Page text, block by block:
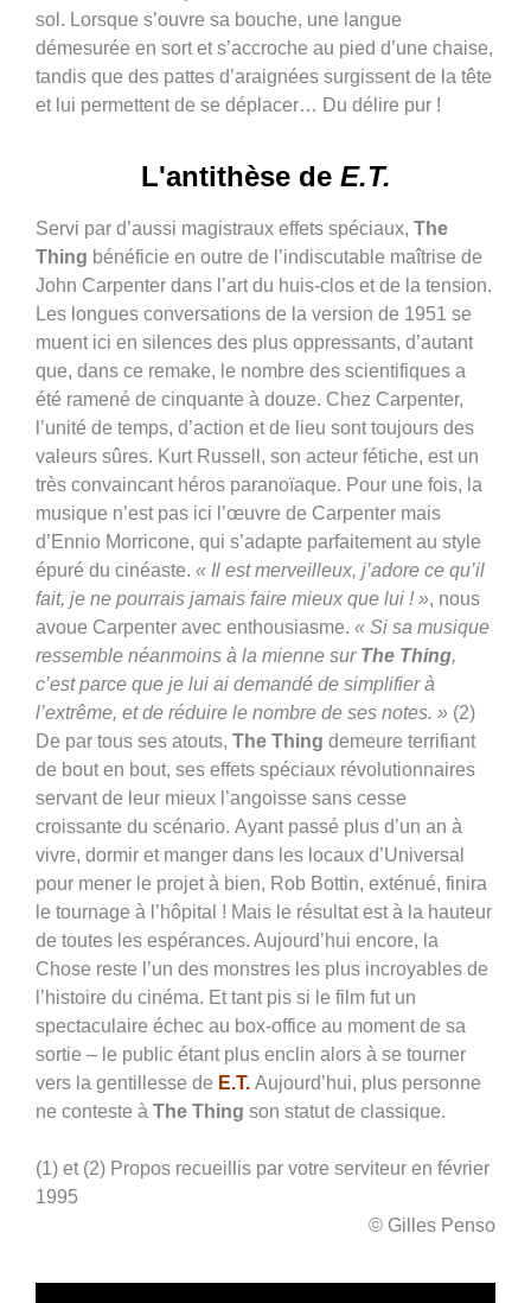
sol. Lorsque s’ouvre sa bouche, une langue
démesurée en sort et s’accroche au pied d’une chaise,
tandis que des pattes d’araignées surgissent de la tête
et lui permettent de se déplacer… Du délire pur !
L'antithèse de E.T.
Servi par d’aussi magistraux effets spéciaux, The
Thing bénéficie en outre de l’indiscutable maîtrise de
John Carpenter dans l’art du huis-clos et de la tension.
Les longues conversations de la version de 1951 se
muent ici en silences des plus oppressants, d’autant
que, dans ce remake, le nombre des scientifiques a
été ramené de cinquante à douze. Chez Carpenter,
l’unité de temps, d’action et de lieu sont toujours des
valeurs sûres. Kurt Russell, son acteur fétiche, est un
très convaincant héros paranoïaque. Pour une fois, la
musique n’est pas ici l’œuvre de Carpenter mais
d’Ennio Morricone, qui s’adapte parfaitement au style
épuré du cinéaste. « Il est merveilleux, j’adore ce qu’il
fait, je ne pourrais jamais faire mieux que lui ! », nous
avoue Carpenter avec enthousiasme. « Si sa musique
ressemble néanmoins à la mienne sur The Thing,
c’est parce que je lui ai demandé de simplifier à
l’extrême, et de réduire le nombre de ses notes. » (2)
De par tous ses atouts, The Thing demeure terrifiant
de bout en bout, ses effets spéciaux révolutionnaires
servant de leur mieux l’angoisse sans cesse
croissante du scénario. Ayant passé plus d’un an à
vivre, dormir et manger dans les locaux d’Universal
pour mener le projet à bien, Rob Bottin, exténué, finira
le tournage à l’hôpital ! Mais le résultat est à la hauteur
de toutes les espérances. Aujourd’hui encore, la
Chose reste l’un des monstres les plus incroyables de
l’histoire du cinéma. Et tant pis si le film fut un
spectaculaire échec au box-office au moment de sa
sortie – le public étant plus enclin alors à se tourner
vers la gentillesse de E.T. Aujourd’hui, plus personne
ne conteste à The Thing son statut de classique.
(1) et (2) Propos recueillis par votre serviteur en février
1995
© Gilles Penso